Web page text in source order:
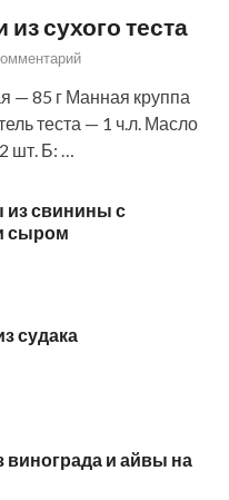
сухого теста
— 85 г Манная круппа
теста — 1 ч.л. Масло
шт. Б: …
из свинины с
сыром
судака
винограда и айвы на